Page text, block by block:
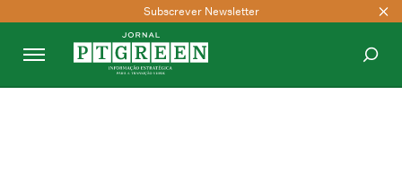
Subscrever Newsletter